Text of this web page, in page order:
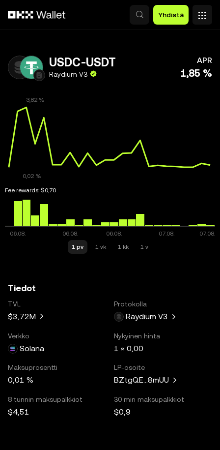
Yhdistä
USDC-USDT
Raydium V3
APR
1,85 %
Fee rewards: $0,70
1 pv 1 vk 1 kk 1 v
Tiedot
TVL
$3,72M
Protokolla
Raydium V3
Verkko
Solana
Nykyinen hinta
1 ≈ 0,00
Maksuprosentti
0,01 %
LP-osoite
BZtgQE...8mUU
8 tunnin maksupalkkiot
$4,51
30 min maksupalkkiot
$0,9